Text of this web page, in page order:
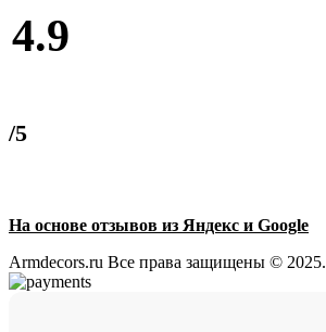
4.9
/5
На основе отзывов из Яндекс и Google
Armdecors.ru Все права защищены © 2025. ​